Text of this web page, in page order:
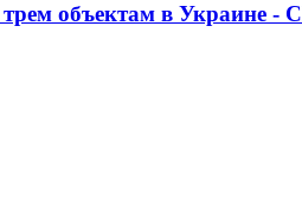
трем объектам в Украине -